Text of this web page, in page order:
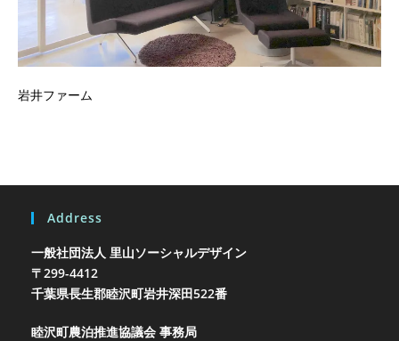
岩井ファーム
Address
一般社団法人 里山ソーシャルデザイン
〒299-4412
千葉県長生郡睦沢町岩井深田522番
睦沢町農泊推進協議会 事務局